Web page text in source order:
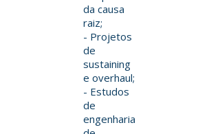
da causa
raiz;
- Projetos
de
sustaining
e overhaul;
- Estudos
de
engenharia